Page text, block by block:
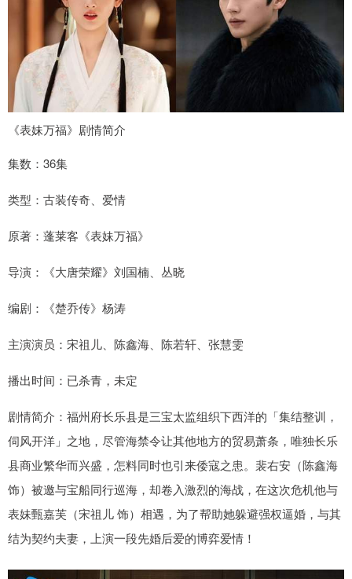
《表妹万福》剧情简介
集数：36集
类型：古装传奇、爱情
原著：蓬莱客《表妹万福》
导演：《大唐荣耀》刘国楠、丛晓
编剧：《楚乔传》杨涛
主演演员：宋祖儿、陈鑫海、陈若轩、张慧雯
播出时间：已杀青，未定
剧情简介：福州府长乐县是三宝太监组织下西洋的「集结整训，
伺风开洋」之地，尽管海禁令让其他地方的贸易萧条，唯独长乐
县商业繁华而兴盛，怎料同时也引来倭寇之患。裴右安（陈鑫海
饰）被邀与宝船同行巡海，却卷入激烈的海战，在这次危机他与
表妹甄嘉芙（宋祖儿 饰）相遇，为了帮助她躲避强权逼婚，与其
结为契约夫妻，上演一段先婚后爱的博弈爱情！